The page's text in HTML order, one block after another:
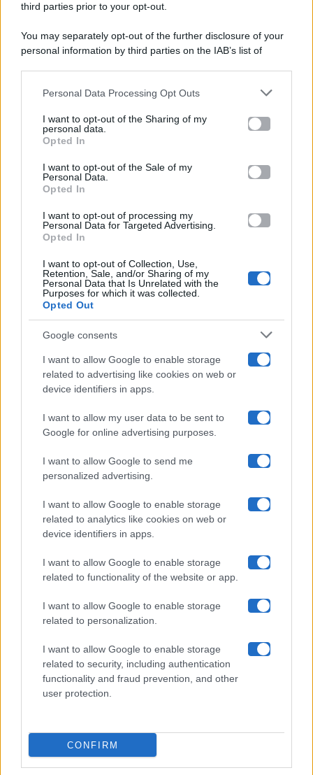
third parties prior to your opt-out.
You may separately opt-out of the further disclosure of your
personal information by third parties on the IAB’s list of
This information may also be disclosed by us to third parties
disclose it to other third parties.
Please note that this website/app uses one or more Google
services and may gather and store information including but
not limited to your visit or usage behaviour. You may click to
grant or deny consent to Google and its third-party tags to
consent section.
Personal Data Processing Opt Outs
I want to opt-out of the Sharing of my
personal data.
Opted In
I want to opt-out of the Sale of my
Personal Data.
Opted In
I want to opt-out of processing my
Personal Data for Targeted Advertising.
Opted In
I want to opt-out of Collection, Use,
Retention, Sale, and/or Sharing of my
Personal Data that Is Unrelated with the
Purposes for which it was collected.
Opted Out
Google consents
I want to allow Google to enable storage
related to advertising like cookies on web or
device identifiers in apps.
I want to allow my user data to be sent to
Google for online advertising purposes.
I want to allow Google to send me
personalized advertising.
I want to allow Google to enable storage
related to analytics like cookies on web or
device identifiers in apps.
I want to allow Google to enable storage
related to functionality of the website or app.
I want to allow Google to enable storage
related to personalization.
I want to allow Google to enable storage
related to security, including authentication
functionality and fraud prevention, and other
user protection.
CONFIRM
P.Iva 10909580960
Categorie
Gossip
Televisione
Programmi TV
Amici
Ballando Con Le Stelle
Grande Fratello
Isola Dei Famosi
Uomini E Donne
Maste S.r.l.
Chi siamo
Collabora con noi
Contatti
Privacy Policy
Cookie Policy
Preferenze Privacy- Riproduzione riservata - Photo
Credits: Le immagini presenti in questo sito sono di
proprietà di Maste Srl